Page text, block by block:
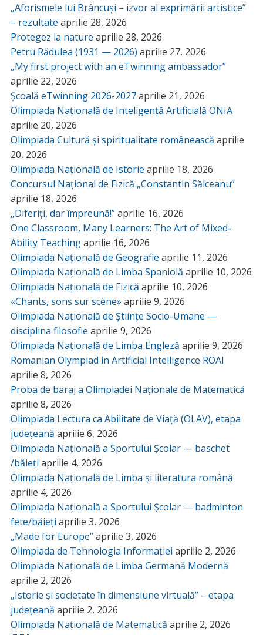
„Aforismele lui Brâncuși – izvor al exprimării artistice”
– rezultate aprilie 28, 2026
Protegez la nature aprilie 28, 2026
Petru Rădulea (1931 — 2026) aprilie 27, 2026
„My first project with an eTwinning ambassador”
aprilie 22, 2026
Școală eTwinning 2026-2027aprilie 21, 2026
Olimpiada Națională de Inteligență Artificială ONIA
aprilie 20, 2026
Olimpiada Cultură și spiritualitate românească aprilie
20, 2026
Olimpiada Națională de Istorie aprilie 18, 2026
Concursul Național de Fizică „Constantin Sălceanu”
aprilie 18, 2026
„Diferiți, dar împreună!”aprilie 16, 2026
One Classroom, Many Learners: The Art of Mixed-
Ability Teachingaprilie 16, 2026
Olimpiada Națională de Geografie aprilie 11, 2026
Olimpiada Națională de Limba Spaniolă aprilie 10, 2026
Olimpiada Națională de Fizică aprilie 10, 2026
«Chants, sons sur scène» aprilie 9, 2026
Olimpiada Națională de Științe Socio-Umane —
disciplina filosofie aprilie 9, 2026
Olimpiada Națională de Limba Engleză aprilie 9, 2026
Romanian Olympiad in Artificial Intelligence ROAI
aprilie 8, 2026
Proba de baraj a Olimpiadei Naționale de Matematică
aprilie 8, 2026
Olimpiada Lectura ca Abilitate de Viață (OLAV), etapa
județeană aprilie 6, 2026
Olimpiada Națională a Sportului Școlar — baschet
/băieți aprilie 4, 2026
Olimpiada Națională de Limba și literatura română
aprilie 4, 2026
Olimpiada Națională a Sportului Școlar — badminton
fete/băieți aprilie 3, 2026
„Made for Europe”aprilie 3, 2026
Olimpiada de Tehnologia Informației aprilie 2, 2026
Olimpiada Națională de Limba Germană Modernă
aprilie 2, 2026
„Istorie și societate în dimensiune virtuală” – etapa
județeană aprilie 2, 2026
Olimpiada Națională de Matematică aprilie 2, 2026